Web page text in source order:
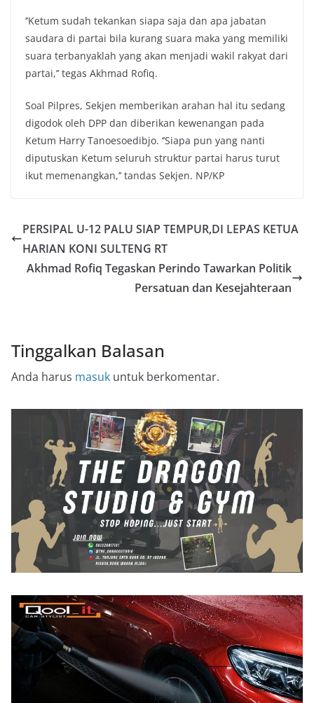
‘’Ketum sudah tekankan siapa saja dan apa jabatan
saudara di partai bila kurang suara maka yang memiliki
suara terbanyaklah yang akan menjadi wakil rakyat dari
partai,’’ tegas Akhmad Rofiq.
Soal Pilpres, Sekjen memberikan arahan hal itu sedang
digodok oleh DPP dan diberikan kewenangan pada
Ketum Harry Tanoesoedibjo. ‘’Siapa pun yang nanti
diputuskan Ketum seluruh struktur partai harus turut
ikut memenangkan,’’ tandas Sekjen. NP/KP
PERSIPAL U-12 PALU SIAP TEMPUR,DI LEPAS KETUA
HARIAN KONI SULTENG RT
Akhmad Rofiq Tegaskan Perindo Tawarkan Politik
Persatuan dan Kesejahteraan
Tinggalkan Balasan
Anda harus masuk untuk berkomentar.